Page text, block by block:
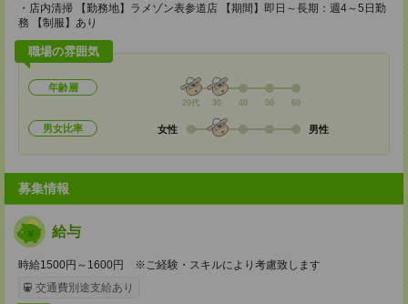
・店内清掃 【勤務地】ラメゾン表参道店 【期間】即日～長期：週4～5日勤
務 【制服】あり
職場の雰囲気
年齢層
20代 30 40 50 60
男女比率 女性 男性
募集情報
給与
時給1500円～1600円 ※ご経験・スキルにより考慮致します
交通費別途支給あり